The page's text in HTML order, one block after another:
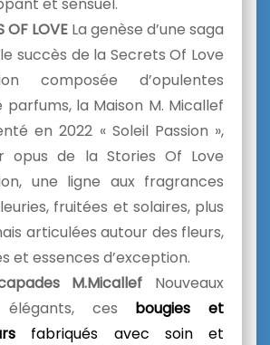
OF LOVE La genèse d’une saga
succès de la Secrets Of Love
composée d’opulentes
parfums, la Maison M. Micallef
en 2022 « Soleil Passion »,
opus de la Stories Of Love
une ligne aux fragrances
fruitées et solaires, plus
articulées autour des fleurs,
et essences d’exception.
M.Micallef Nouveaux
ces bougies et
fabriqués avec soin et